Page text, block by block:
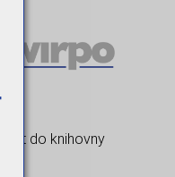
Zpět do knihovny